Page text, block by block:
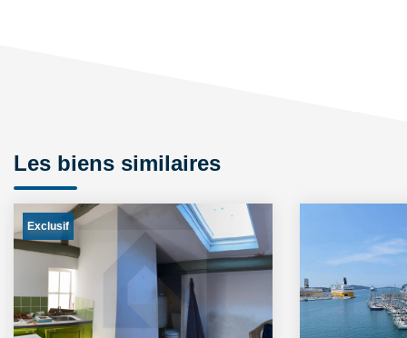
Les biens similaires
Exclusif